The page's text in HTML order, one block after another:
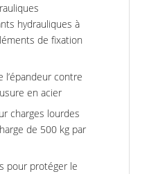
hydrauliques à
de fixation
l’épandeur contre
en acier
charges lourdes
de 500 kg par
pour protéger le